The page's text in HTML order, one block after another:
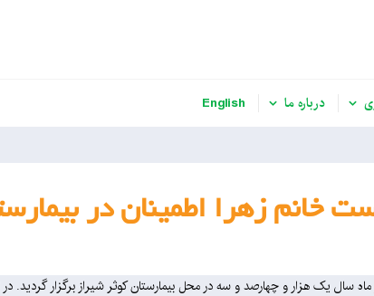
درباره ما English
خانم زهرا اطمینان در
سال یک هزار و چهارصد و سه در محل بیمارستان کوثر شیراز برگزار